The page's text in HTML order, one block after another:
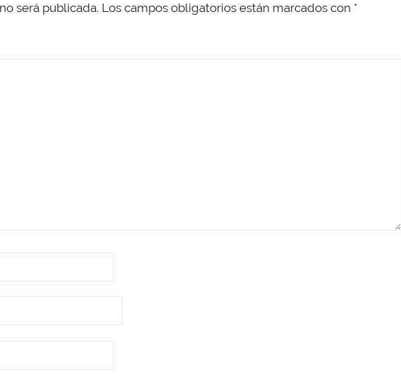
será publicada. Los campos obligatorios están marcados con *